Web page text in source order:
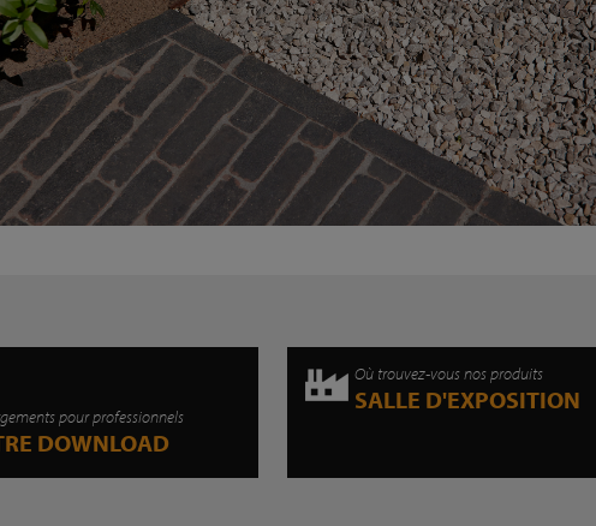
pour professionnels
DOWNLOAD
Où trouvez-vous nos produits
SALLE D'EXPOSITION